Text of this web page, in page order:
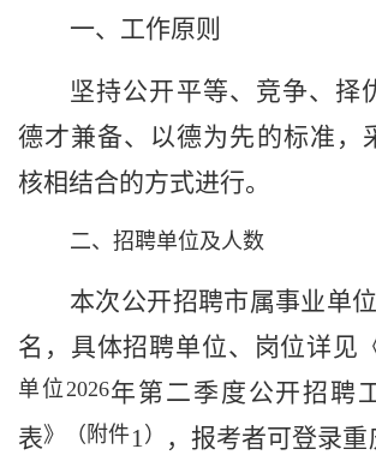
一、 工作原则
坚持公开平等、 竞争、择
德才兼备、以德为先的标准，
核相结合的方式进行。
二、招聘单位及人数
本次公开招聘市属事业单位
名 ， 具体招聘单位、 岗位详见
单位2026年第二季度公开招聘
表》（附件1）
，报考者可登录